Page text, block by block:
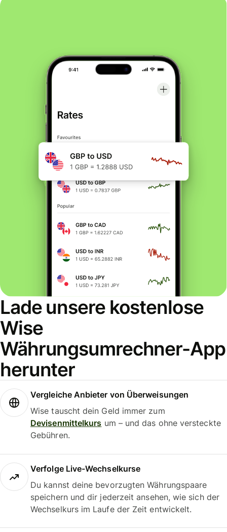
Lade unsere kostenlose
Wise
Währungsumrechner-App
herunter
Vergleiche Anbieter von Überweisungen
Wise tauscht dein Geld immer zum
Devisenmittelkurs um – und das ohne versteckte
Gebühren.
Verfolge Live-Wechselkurse
Du kannst deine bevorzugten Währungspaare
speichern und dir jederzeit ansehen, wie sich der
Wechselkurs im Laufe der Zeit entwickelt.